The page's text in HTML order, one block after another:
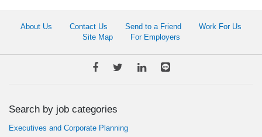
About Us Contact Us Send to a Friend
Work For Us
Site Map
For Employers
Search by job categories
Executives and Corporate Planning